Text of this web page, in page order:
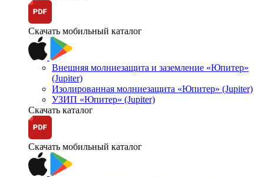
Скачать мобильный каталог
Внешняя молниезащита и заземление «Юпитер»
(Jupiter)
Изолированная молниезащита «Юпитер» (Jupiter)
УЗИП «Юпитер» (Jupiter)
Скачать каталог
Скачать мобильный каталог